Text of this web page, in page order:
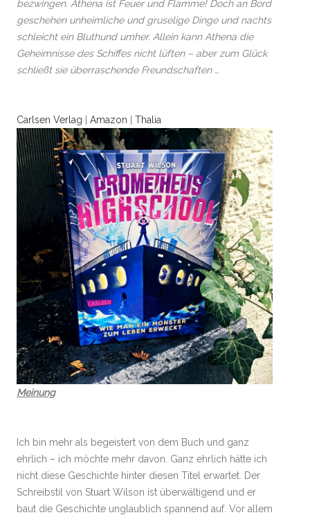
bezwingen. Athena ist Feuer und Flamme! Doch an Bord
geschehen unheimliche und gruselige Dinge und nachts
schleicht ein Bluthund umher. Allein kann Athena die
Geheimnisse des Schiffes nicht lüften – aber zum Glück
schließt sie überraschende Freundschaften …
Carlsen Verlag Amazon Thalia
Meinung
Ich bin mehr als begeistert von dem Buch und ganz
ehrlich – ich möchte mehr davon. Ganz ehrlich hätte ich
nicht diese Geschichte hinter diesen Titel erwartet. Der
Schreibstil von Stuart Wilson ist überwältigend und er
baut die Geschichte unglaublich spannend auf. Vor allem